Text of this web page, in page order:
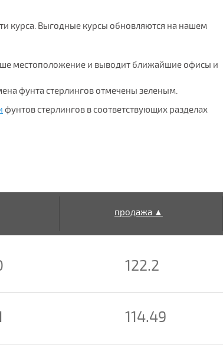
курса. Выгодные курсы обновляются на нашем
местоположение и выводит ближайшие офисы и
фунта стерлингов отмечены зеленым.
фунтов стерлингов в соответствующих разделах
продажа ▲
122.2
114.49